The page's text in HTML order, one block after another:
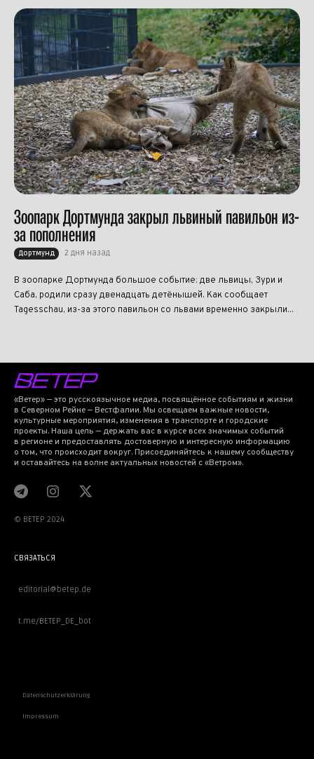
Зоопарк Дортмунда закрыл львиный павильон из-
за пополнения
Дортмунд 2 дня назад
В зоопарке Дортмунда большое событие: две львицы, Зури и
Саба, родили сразу двенадцать детёнышей. Как сообщает
Tagesschau, из-за этого павильон со львами временно закрыли...
«Ветер» — это русскоязычное медиа, посвящённое событиям и жизни
в Северном Рейне — Вестфалии. Мы освещаем важные новости,
культурные мероприятия, изменения в транспорте и городские
проекты. Наша цель — держать вас в курсе всех значимых событий
в регионе и предоставлять достоверную и интересную информацию
о том, что происходит вокруг. Присоединяйтесь к нашему сообществу
и оставайтесь на волне актуальных новостей с «Ветром».
© BETEP 2024
СВЯЗАТЬСЯ
editorial@betep.de
t.me/BETEP_DE_bot
Datenschutzerklärung
Impressum